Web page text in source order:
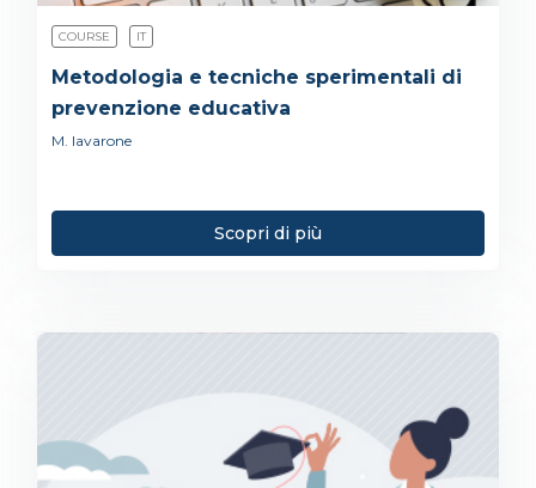
COURSE IT
Metodologia e tecniche sperimentali di
prevenzione educativa
M. Iavarone
Scopri di più